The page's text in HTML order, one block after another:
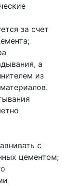
за счет
а
из
с
цементом;